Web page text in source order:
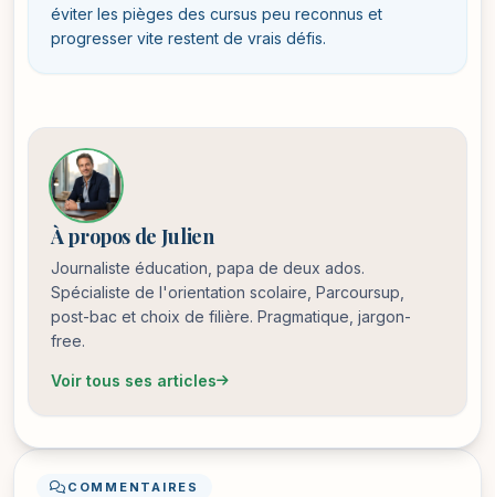
éviter les pièges des cursus peu reconnus et
progresser vite restent de vrais défis.
À propos de Julien
Journaliste éducation, papa de deux ados.
Spécialiste de l'orientation scolaire, Parcoursup,
post-bac et choix de filière. Pragmatique, jargon-
free.
Voir tous ses articles
COMMENTAIRES